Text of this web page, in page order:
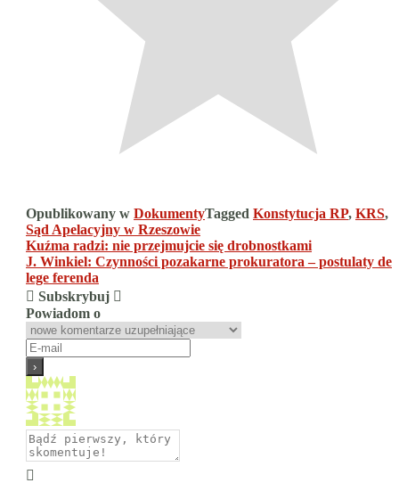
Opublikowany w DokumentyTagged Konstytucja RP, KRS,
Sąd Apelacyjny w Rzeszowie
Nawigacja
wpisu
Kuźma radzi: nie przejmujcie się drobnostkami
J. Winkiel: Czynności pozakarne prokuratora – postulaty de
lege ferenda
Subskrybuj
Powiadom o